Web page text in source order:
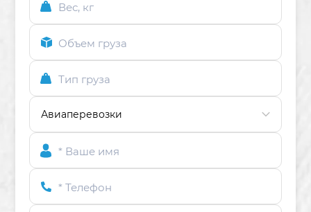
Вес, кг
Объем груза
Тип груза
* Ваше имя
* Телефон